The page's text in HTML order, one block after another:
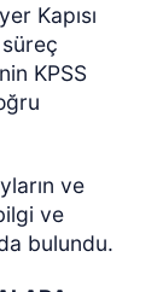
Kapısı
KPSS
ve
ve
bulundu.